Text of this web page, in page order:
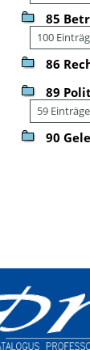
85
100
86
89
59 Einträge
90